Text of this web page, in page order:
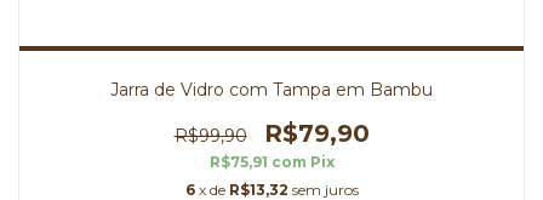
Jarra de Vidro com Tampa em Bambu
R$99,90 R$79,90
R$75,91 com Pix
6 x de R$13,32 sem juros